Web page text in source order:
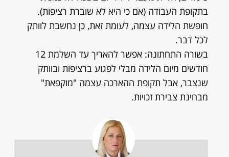
בתקופת העבודה (אם כי היא לא שוברת רציפות).
חופשת הלידה עצמה, לעומת זאת, כן נחשבת לוותק
לכל דבר.
בשורה התחתונה: אפשר להאריך עד השלמת 12
חודשים מיום הלידה מבלי לפגוע ברציפות ובוותק
שנצבר, אבל תקופת ההארכה עצמה "מוקפאת"
מבחינת צבירת זכויות.